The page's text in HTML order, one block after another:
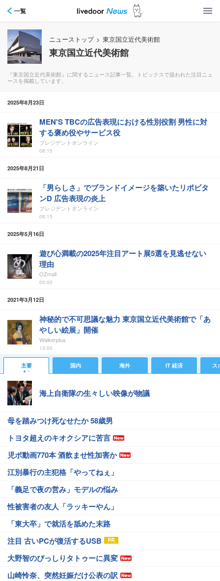
一覧
ニューストップ > 東京国立近代美術館
東京国立近代美術館
『東京国立近代美術館』に関するニュース記事一覧。トピックスで扱われた注目ニュ
ースを掲載しています。
2025年8月23日
MEN'S TBCの広告表現における性別役割 男性に対
する褒め役やサービス役
プレジデントオンライン
08:15
2025年8月21日
「男らしさ」でブランドイメージを築いたリポビタ
ンD 広告表現の炎上
プレジデントオンライン
08:15
2025年5月16日
遊び心満載の2025年注目アート展5選を見逃せない
理由
OZmall
00:00
2021年3月12日
神秘的で不可思議な魅力 東京国立近代美術館で「あ
やしい絵展」開催
Walkerplus
13:00
主要 国内 海外 IT 経済 ス
海上自衛隊の生々しい映像が物議
母を踏みつけ死なせたか 58歳男
トヨタ超えのキオクシアに苦言
児ポ動画770本 酒飲ませ性加害か
江別暴行の主犯格「やってねぇ」
「義足で夜の営み」モデルの悩み
性被害者の友人「ラッキーやん」
「東大卒」で就活を舐めた末路
注目 古いPCが復活するUSB
大野智のびっしりタトゥーに異変
山崎怜奈、突然妊娠だけ公表の訳